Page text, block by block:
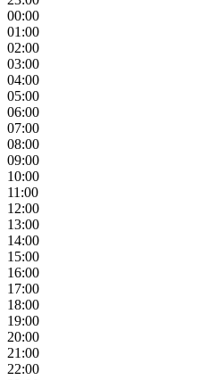
00:00
01:00
02:00
03:00
04:00
05:00
06:00
07:00
08:00
09:00
10:00
11:00
12:00
13:00
14:00
15:00
16:00
17:00
18:00
19:00
20:00
21:00
22:00